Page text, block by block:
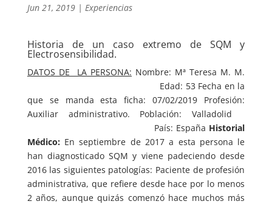
Jun 21, 2019| Experiencias
Historia de un caso extremo de SQM y
Electrosensibilidad.
DATOS DE LA PERSONA: Nombre: Mª Teresa M. M.
Edad: 53 Fecha en la
que se manda esta ficha: 07/02/2019 Profesión:
Auxiliar administrativo. Población: Valladolid
País: España Historial
Médico: En septiembre de 2017 a esta persona le
han diagnosticado SQM y viene padeciendo desde
2016 las siguientes patologías: Paciente de profesión
administrativa, que refiere desde hace por lo menos
2 años, aunque quizás comenzó hace muchos más